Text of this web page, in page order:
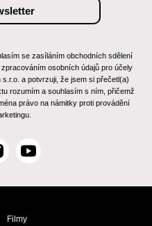
se zasíláním obchodních sdělení
osobních údajů pro účely
a potvrzuji, že jsem si přečetl(a)
rozumím a souhlasím s ním, přičemž
právo na námitky proti provádění
Y
u
Filmy